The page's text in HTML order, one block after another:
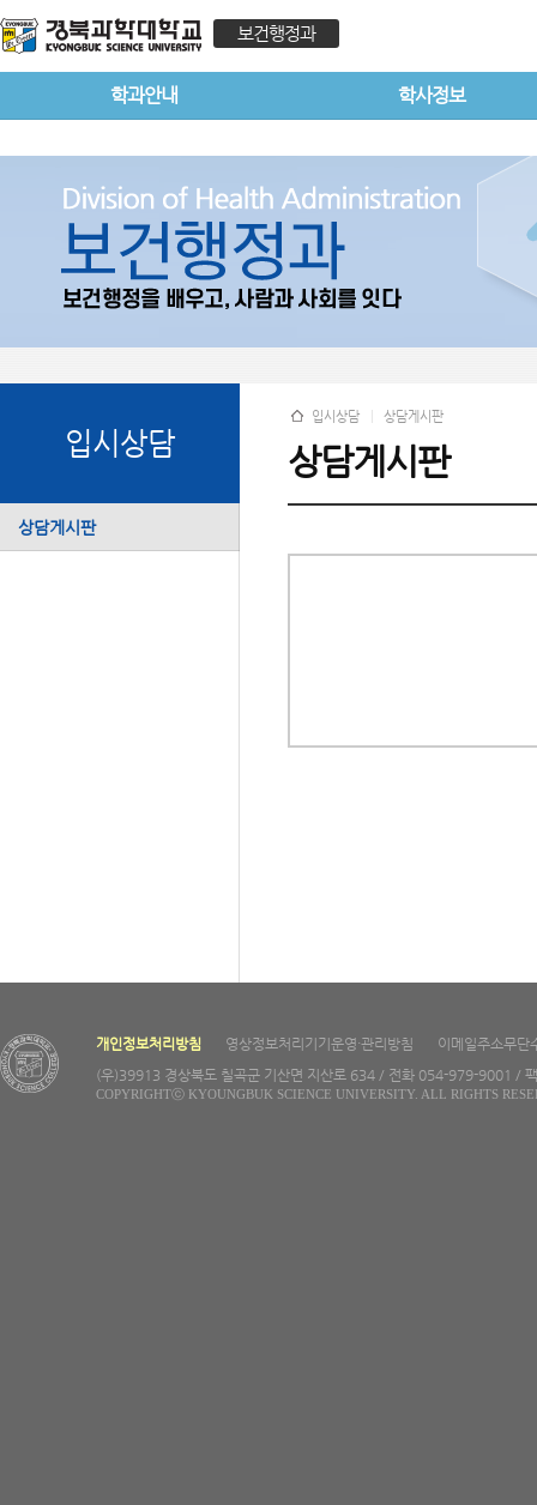
보건행정과
학과안내 학사정보
입시상담
상담게시판
입시상담 상담게시판
상담게시판
개인정보처리방침 영상정보처리기기운영·관리방침
이메일주소무단
(우)39913 경상북도 칠곡군 기산면 지산로 634 / 전화 054-979-9001 /
COPYRIGHTⓒ KYOUNGBUK SCIENCE UNIVERSITY. ALL RIGHTS